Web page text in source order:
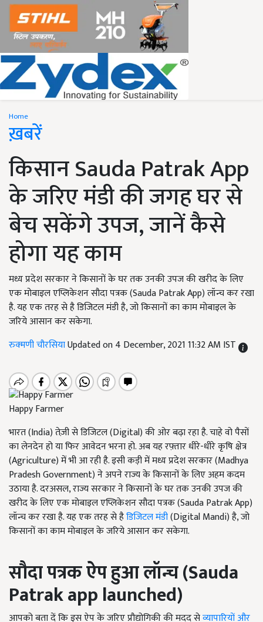
Home
ख़बरें
किसान Sauda Patrak App
के जरिए मंडी की जगह घर से
बेच सकेंगे उपज, जानें कैसे
होगा यह काम
मध्य प्रदेश सरकार ने किसानों के घर तक उनकी उपज की खरीद के लिए
एक मोबाइल एप्लिकेशन सौदा पत्रक (Sauda Patrak App) लॉन्च कर रखा
है. यह एक तरह से है डिजिटल मंडी है, जो किसानों का काम मोबाइल के
जरिये आसान कर सकेगा.
रुक्मणी चौरसियाUpdated on 4 December, 2021 11:32 AM IST
Happy Farmer
भारत (India) तेज़ी से डिजिटल (Digital) की ओर बढ़ा रहा है. चाहे वो पैसों
का लेनदेन हो या फिर आवेदन भरना हो. अब यह रफ़्तार धीरे-धीरे कृषि क्षेत्र
(Agriculture) में भी आ रही है. इसी कड़ी में मध्य प्रदेश सरकार (Madhya
Pradesh Government) ने अपने राज्य के किसानों के लिए अहम कदम
उठाया है. दरअसल, राज्य सरकार ने किसानों के घर तक उनकी उपज की
खरीद के लिए एक मोबाइल एप्लिकेशन सौदा पत्रक (Sauda Patrak App)
लॉन्च कर रखा है. यह एक तरह से हैडिजिटल मंडी(Digital Mandi) है, जो
किसानों का काम मोबाइल के जरिये आसान कर सकेगा.
सौदा पत्रक ऐप हुआ लॉन्च (Sauda
Patrak app launched)
आपको बता दें कि इस ऐप के जरिए प्रौद्योगिकी की मदद सेव्यापारियों और